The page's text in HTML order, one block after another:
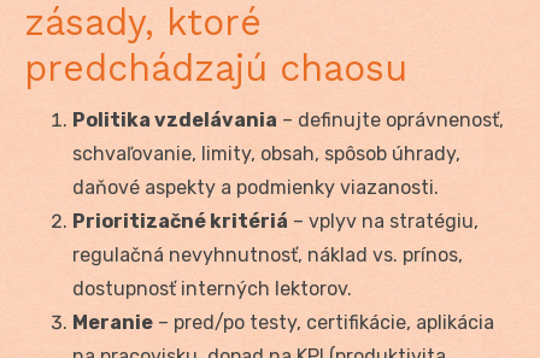
zásady, ktoré
predchádzajú chaosu
Politika vzdelávania – definujte oprávnenosť,
schvaľovanie, limity, obsah, spôsob úhrady,
daňové aspekty a podmienky viazanosti.
Prioritizačné kritériá – vplyv na stratégiu,
regulačná nevyhnutnosť, náklad vs. prínos,
dostupnosť interných lektorov.
Meranie – pred/po testy, certifikácie, aplikácia